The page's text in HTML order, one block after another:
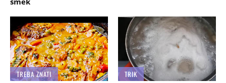
TREBA ZNATI
TRIK